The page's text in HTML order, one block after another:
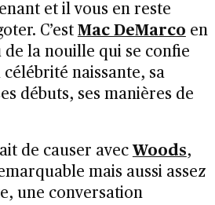
et il vous en reste
C’est Mac DeMarco en
la nouille qui se confie
célébrité naissante, sa
débuts, ses manières de
de causer avecWoods,
mais aussi assez
une conversation